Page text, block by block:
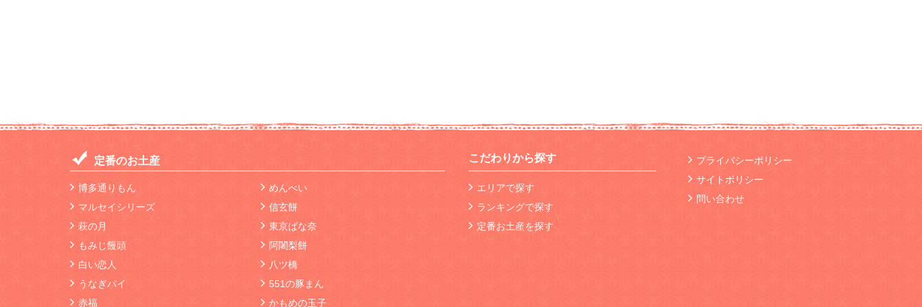
定番のお土産
博多通りもん
マルセイシリーズ
萩の月
もみじ饅頭
白い恋人
うなぎパイ
赤福
めんべい
信玄餅
東京ばな奈
阿闍梨餅
八ツ橋
551の豚まん
かもめの玉子
こだわりから探す
エリアで探す
ランキングで探す
定番お土産を探す
プライバシーポリシー
サイトポリシー
問い合わせ